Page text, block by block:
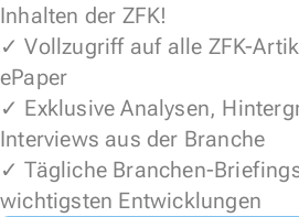
Inhalten der ZFK!
✓ Vollzugriff auf alle ZFK-
ePaper
✓ Exklusive Analysen,
Interviews aus der Branche
✓ Tägliche Branchen-
wichtigsten Entwicklungen